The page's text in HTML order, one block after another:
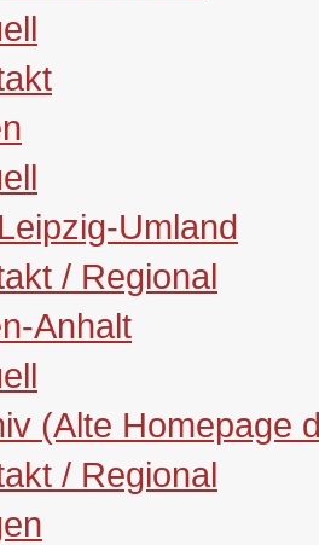
Umland
/ Regional
Anhalt
(Alte Homepage
/ Regional